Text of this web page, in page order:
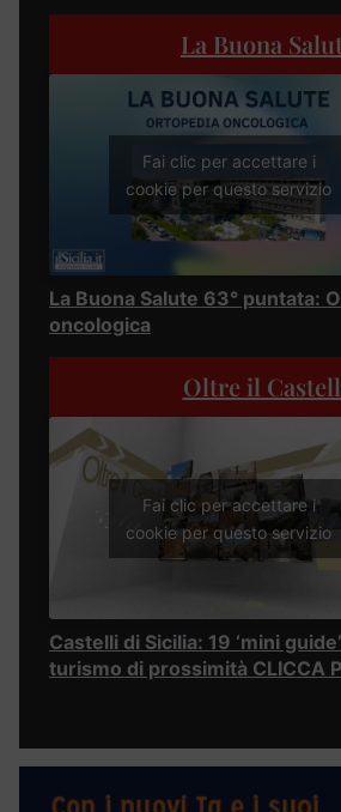
La Buona
Fai clic per accettare i
cookie per questo servizio
La Buona Salute 63° puntata:
oncologica
Oltre il
Fai clic per accettare i
cookie per questo servizio
Castelli di Sicilia: 19 ‘mini
turismo di prossimità CLICCA